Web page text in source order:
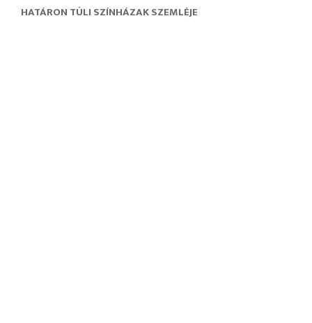
HATÁRON TÚLI SZÍNHÁZAK SZEMLÉJE